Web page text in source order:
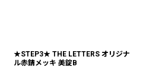
★STEP3★ THE LETTERS オリジナ
ル赤錆メッキ 美錠B